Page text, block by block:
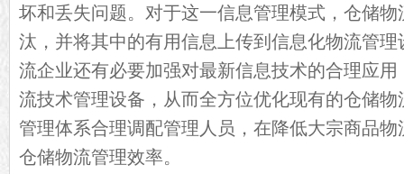
坏和丢失问题。对于这一信息管理模式，仓储
汰，并将其中的有用信息上传到信息化物流管
流企业还有必要加强对最新信息技术的合理应
流技术管理设备，从而全方位优化现有的仓储
管理体系合理调配管理人员，在降低大宗商品
仓储物流管理效率。